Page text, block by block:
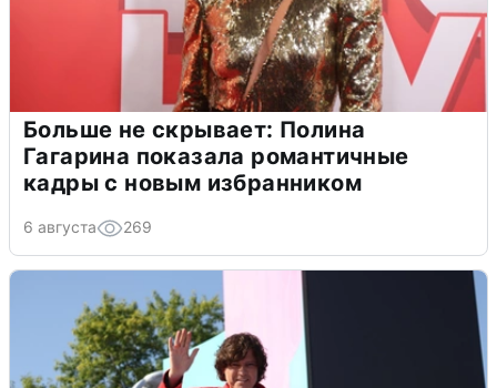
Больше не скрывает: Полина
Гагарина показала романтичные
кадры с новым избранником
6 августа 269